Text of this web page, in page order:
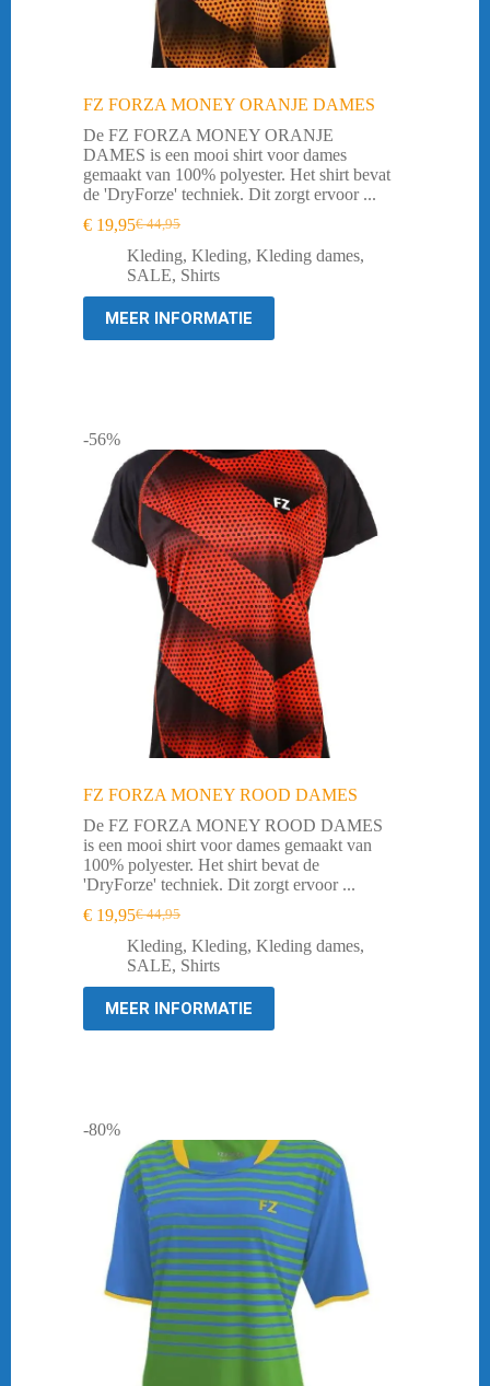
FZ FORZA MONEY ORANJE DAMES
De FZ FORZA MONEY ORANJE
DAMES is een mooi shirt voor dames
gemaakt van 100% polyester. Het shirt bevat
de 'DryForze' techniek. Dit zorgt ervoor ...
€44,95
Oorspronkelijke
prijs
was:
€ 19,95Huidige
prijs
is:
Kleding, Kleding, Kleding dames,
SALE, Shirts
MEER INFORMATIE
-56%
FZ FORZA MONEY ROOD DAMES
De FZ FORZA MONEY ROOD DAMES
is een mooi shirt voor dames gemaakt van
100% polyester. Het shirt bevat de
'DryForze' techniek. Dit zorgt ervoor ...
€44,95
Oorspronkelijke
prijs
was:
€ 19,95Huidige
prijs
is:
Kleding, Kleding, Kleding dames,
SALE, Shirts
MEER INFORMATIE
-80%